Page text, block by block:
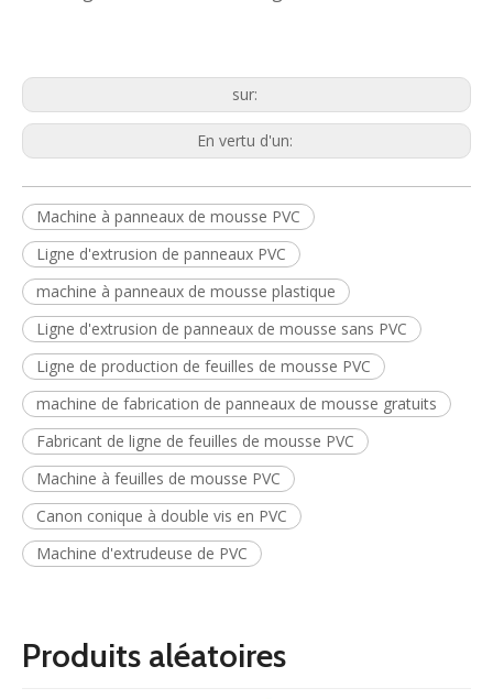
sur:
En vertu d'un:
Machine à panneaux de mousse PVC
Ligne d'extrusion de panneaux PVC
machine à panneaux de mousse plastique
Ligne d'extrusion de panneaux de mousse sans PVC
Ligne de production de feuilles de mousse PVC
machine de fabrication de panneaux de mousse gratuits
Fabricant de ligne de feuilles de mousse PVC
Machine à feuilles de mousse PVC
Canon conique à double vis en PVC
Machine d'extrudeuse de PVC
Produits aléatoires